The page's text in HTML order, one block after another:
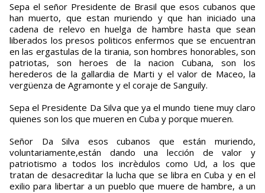
Sepa el señor Presidente de Brasil que esos cubanos que
han muerto, que estan muriendo y que han iniciado una
cadena de relevo en huelga de hambre hasta que sean
liberados los presos politicos enfermos que se encuentran
en las ergastulas de la tirania, son hombres honorables, son
patriotas, son heroes de la nacion Cubana, son los
herederos de la gallardia de Marti y el valor de Maceo, la
vergüenza de Agramonte y el coraje de Sanguily.
Sepa el Presidente Da Silva que ya el mundo tiene muy claro
quienes son los que mueren en Cuba y porque mueren.
Señor Da Silva esos cubanos que están muriendo,
voluntariamente,están dando una lección de valor y
patriotismo a todos los incrèdulos como Ud, a los que
tratan de desacreditar la lucha que se libra en Cuba y en el
exilio para libertar a un pueblo que muere de hambre, a un